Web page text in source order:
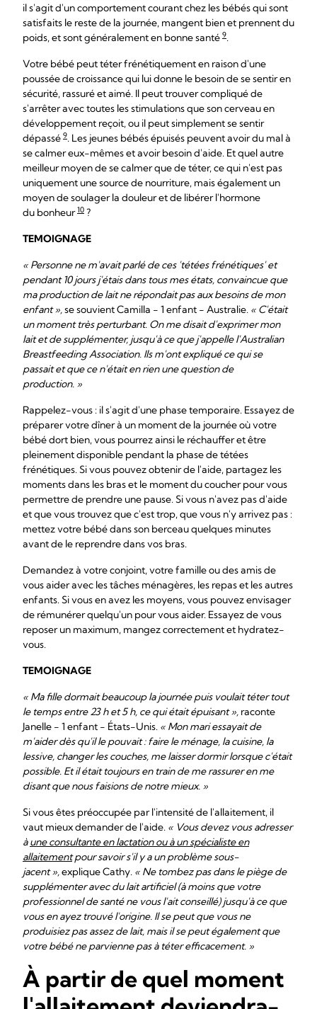
il s'agit d'un comportement courant chez les bébés qui sont
satisfaits le reste de la journée, mangent bien et prennent du
poids, et sont généralement en bonne santé 9.
Votre bébé peut téter frénétiquement en raison d'une
poussée de croissance qui lui donne le besoin de se sentir en
sécurité, rassuré et aimé. Il peut trouver compliqué de
s'arrêter avec toutes les stimulations que son cerveau en
développement reçoit, ou il peut simplement se sentir
dépassé 9. Les jeunes bébés épuisés peuvent avoir du mal à
se calmer eux-mêmes et avoir besoin d'aide. Et quel autre
meilleur moyen de se calmer que de téter, ce qui n'est pas
uniquement une source de nourriture, mais également un
moyen de soulager la douleur et de libérer l'hormone
du bonheur10 ?
TEMOIGNAGE
« Personne ne m'avait parlé de ces 'tétées frénétiques' et
pendant 10 jours j'étais dans tous mes états, convaincue que
ma production de lait ne répondait pas aux besoins de mon
enfant »,se souvient Camilla - 1 enfant - Australie. « C'était
un moment très perturbant. On me disait d'exprimer mon
lait et de supplémenter, jusqu'à ce que j'appelle l'Australian
Breastfeeding Association. Ils m'ont expliqué ce qui se
passait et que ce n'était en rien une question de
production. »
Rappelez-vous : il s'agit d'une phase temporaire. Essayez de
préparer votre dîner à un moment de la journée où votre
bébé dort bien, vous pourrez ainsi le réchauffer et être
pleinement disponible pendant la phase de tétées
frénétiques. Si vous pouvez obtenir de l'aide, partagez les
moments dans les bras et le moment du coucher pour vous
permettre de prendre une pause. Si vous n'avez pas d'aide
et que vous trouvez que c'est trop, que vous n'y arrivez pas :
mettez votre bébé dans son berceau quelques minutes
avant de le reprendre dans vos bras.
Demandez à votre conjoint, votre famille ou des amis de
vous aider avec les tâches ménagères, les repas et les autres
enfants. Si vous en avez les moyens, vous pouvez envisager
de rémunérer quelqu'un pour vous aider. Essayez de vous
reposer un maximum, mangez correctement et hydratez-
vous.
TEMOIGNAGE
« Ma fille dormait beaucoup la journée puis voulait téter tout
le temps entre 23 h et 5 h, ce qui était épuisant », raconte
Janelle - 1 enfant - États-Unis. « Mon mari essayait de
m'aider dès qu'il le pouvait : faire le ménage, la cuisine, la
lessive, changer les couches, me laisser dormir lorsque c'était
possible. Et il était toujours en train de me rassurer en me
disant que nous faisions de notre mieux. »
Si vous êtes préoccupée par l'intensité de l'allaitement, il
vaut mieux demander de l'aide. « Vous devez vous adresser
àune consultante en lactation ou à un spécialiste en
allaitementpour savoir s'il y a un problème sous-
jacent »,explique Cathy. « Ne tombez pas dans le piège de
supplémenter avec du lait artificiel (à moins que votre
professionnel de santé ne vous l'ait conseillé) jusqu'à ce que
vous en ayez trouvé l'origine. Il se peut que vous ne
produisiez pas assez de lait, mais il se peut également que
votre bébé ne parvienne pas à téter efficacement. »
À partir de quel moment